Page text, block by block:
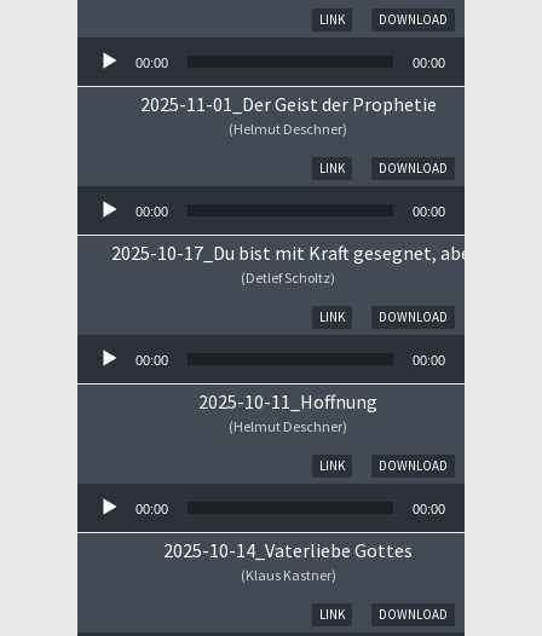
DOWNLOAD
LINK
00:00 00:00
2025-11-01_Der Geist der Prophetie
(Helmut Deschner)
DOWNLOAD
LINK
00:00 00:00
2025-10-17_Du bist mit Kraft gesegnet, aber ...
(Detlef Scholtz)
DOWNLOAD
LINK
00:00 00:00
2025-10-11_Hoffnung
(Helmut Deschner)
DOWNLOAD
LINK
00:00 00:00
2025-10-14_Vaterliebe Gottes
(Klaus Kastner)
DOWNLOAD
LINK